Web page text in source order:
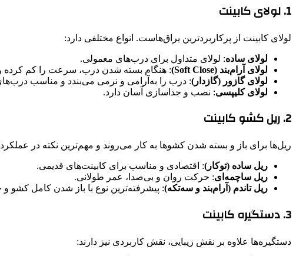
1. لولای کابینت
لولای کابینت از پرکاربردترین یراق‌هاست. انواع مختلفی دارد:
لولای ساده: لولای متداول برای درب‌های معمولی.
لولای آرام‌بند (Soft Close)
: هنگام بسته شدن درب، سرعت را کم کرده
لولای گازور (گازدار): درب را به‌آرامی و نرمی می‌بندد و مناسب
لولای کلیپسی: نصب و جداسازی آسان دارد.
2. ریل کشو کابینت
ریل‌ها برای باز و بسته شدن کشوها به کار می‌روند و مهم‌ترین نکته در
ریل ساده (توکار): اقتصادی و مناسب برای کابینت‌های قدیمی.
ریل ساچمه‌ای: حرکت روان و بی‌صدا، عمر طولانی.
ریل تاندم (آرام‌بند و سه‌تکه): پیشرفته‌ترین نوع با باز شدن کامل کشو
3. دستگیره کابینت
دستگیره‌ها علاوه بر نقش زیبایی، نقش کاربردی نیز دارند: